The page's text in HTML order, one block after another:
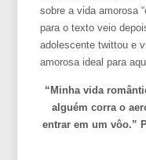
sobre a vida amorosa
para o texto veio
adolescente twittou e
amorosa ideal para
“Minha vida
alguém corra o
entrar em um vôo.”